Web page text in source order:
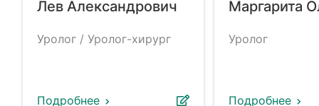
Лев Александрович
Уролог / Уролог-хирург
Подробнее
Маргарита
Уролог
Подробнее